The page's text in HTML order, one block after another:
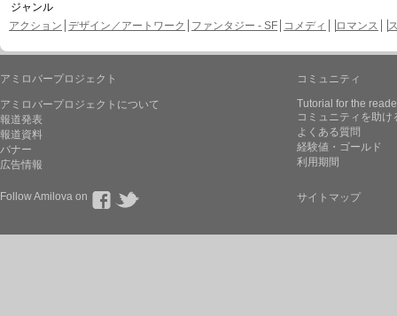
ジャンル
アクション デザイン／アートワーク ファンタジー - SF コメディ ロマンス
アミロバープロジェクト
アミロバープロジェクトについて
報道発表
報道資料
バナー
広告情報
コミュニティ
Tutorial for the
コミュニティを助け
よくある質問
経験値・ゴールド
利用期間
Follow Amilova on サイトマップ